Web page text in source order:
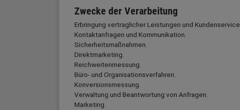
Zwecke der Verarbeitung
Erbringung vertraglicher Leistungen und Kundenservice.
Kontaktanfragen und Kommunikation.
Sicherheitsmaßnahmen.
Direktmarketing.
Reichweitenmessung.
Büro- und Organisationsverfahren.
Konversionsmessung.
Verwaltung und Beantwortung von Anfragen.
Marketing.